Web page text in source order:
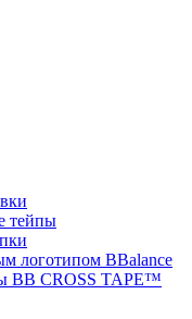
тейпы
логотипом BBalance
BB CROSS TAPE™